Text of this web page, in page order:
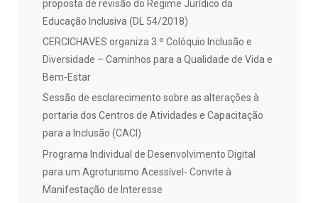
proposta de revisão do Regime Jurídico da
Educação Inclusiva (DL 54/2018)
CERCICHAVES organiza 3.º Colóquio Inclusão e
Diversidade – Caminhos para a Qualidade de Vida e
Bem-Estar
Sessão de esclarecimento sobre as alterações à
portaria dos Centros de Atividades e Capacitação
para a Inclusão (CACI)
Programa Individual de Desenvolvimento Digital
para um Agroturismo Acessível- Convite à
Manifestação de Interesse